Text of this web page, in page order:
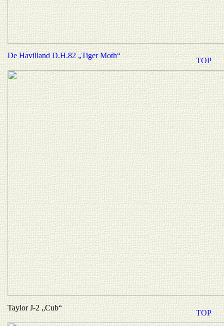
TOP
De Havilland D.H.82 „Tiger Moth“
TOP
Taylor J-2 „Cub“